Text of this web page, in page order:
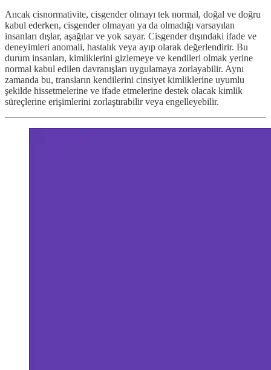
Ancak cisnormativite, cisgender olmayı tek normal, doğal ve doğru
kabul ederken, cisgender olmayan ya da olmadığı varsayılan
insanları dışlar, aşağılar ve yok sayar. Cisgender dışındaki ifade ve
deneyimleri anomali, hastalık veya ayıp olarak değerlendirir. Bu
durum insanları, kimliklerini gizlemeye ve kendileri olmak yerine
normal kabul edilen davranışları uygulamaya zorlayabilir. Aynı
zamanda bu, transların kendilerini cinsiyet kimliklerine uyumlu
şekilde hissetmelerine ve ifade etmelerine destek olacak kimlik
süreçlerine erişimlerini zorlaştırabilir veya engelleyebilir.